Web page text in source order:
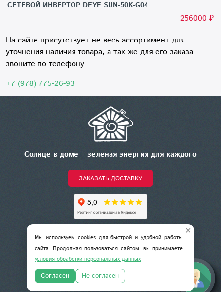
СЕТЕВОЙ ИНВЕРТОР DEYE SUN-50K-G04
256000 ₽
На сайте присутствует не весь ассортимент для
уточнения наличия товара, а так же для его заказа
звоните по телефону
+7 (978) 775-26-93
Солнце в доме – зеленая энергия для каждого
ЗАКАЗАТЬ ДОСТАВКУ
+7 (978) 775-26-93
Мы используем cookies для быстрой и удобной работы
сайта. Продолжая пользоваться сайтом, вы принимаете
условия обработки персональных данных
Согласен Не согласен
✕